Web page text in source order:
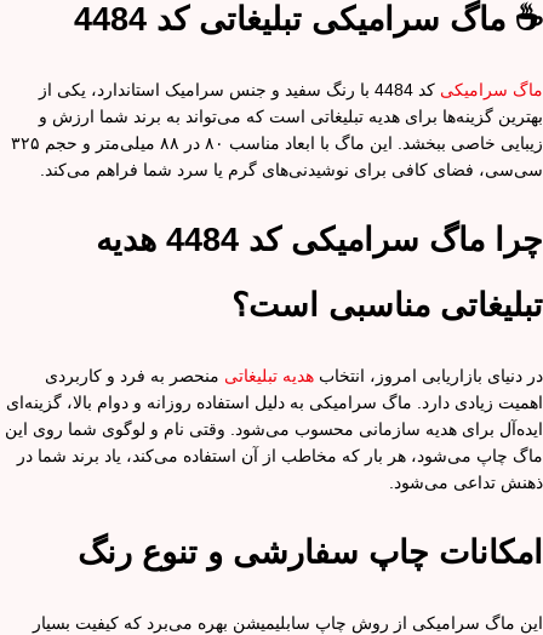
☕ ماگ سرامیکی تبلیغاتی کد 4484
ماگ سرامیکی
کد 4484 با رنگ سفید و جنس سرامیک استاندارد، یکی از
بهترین گزینه‌ها برای هدیه تبلیغاتی است که می‌تواند به برند شما ارزش و
زیبایی خاصی ببخشد. این ماگ با ابعاد مناسب ۸۰ در ۸۸ میلی‌متر و حجم ۳۲۵
سی‌سی، فضای کافی برای نوشیدنی‌های گرم یا سرد شما فراهم می‌کند.
چرا ماگ سرامیکی کد 4484 هدیه
تبلیغاتی مناسبی است؟
در دنیای بازاریابی امروز، انتخاب هدیه تبلیغاتی منحصر به فرد و کاربردی
اهمیت زیادی دارد. ماگ سرامیکی به دلیل استفاده روزانه و دوام بالا، گزینه‌ای
ایده‌آل برای هدیه سازمانی محسوب می‌شود. وقتی نام و لوگوی شما روی این
ماگ چاپ می‌شود، هر بار که مخاطب از آن استفاده می‌کند، یاد برند شما در
ذهنش تداعی می‌شود.
امکانات چاپ سفارشی و تنوع رنگ
این ماگ سرامیکی از روش چاپ سابلیمیشن بهره می‌برد که کیفیت بسیار